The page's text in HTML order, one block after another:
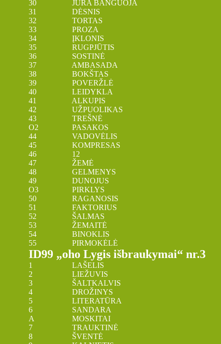
30 JŪRA BANGUOJA
31 DĖSNIS
32 TORTAS
33 PROZA
34 ĮKLONIS
35 RUGPJŪTIS
36 SOSTINĖ
37 AMBASADA
38 BOKŠTAS
39 POVERŽLĖ
40 LEIDYKLA
41 ALKUPIS
42 UŽPUOLIKAS
43 TREŠNĖ
O2 PASAKOS
44 VADOVĖLIS
45 KOMPRESAS
46 12
47 ŽEMĖ
48 GELMENYS
49 DUNOJUS
O3 PIRKLYS
50 RAGANOSIS
51 FAKTORIUS
52 ŠALMAS
53 ŽEMAITĖ
54 BINOKLIS
55 PIRMOKĖLĖ
ID99 „oho Lygis išbraukymai“ nr.3
1 LAŠELIS
2 LIEŽUVIS
3 ŠALTKALVIS
4 DROŽINYS
5 LITERATŪRA
6 SANDARA
A MOSKITAI
7 TRAUKTINĖ
8 ŠVENTĖ